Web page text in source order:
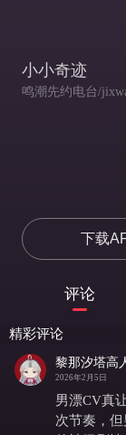
小小奇迹
鸣潮先约电台/
混
乐器独
录
录
母带工程
下载
评论
精彩评论
黎那汐塔高
2026年2月5日
男漂CV真
次节奏，